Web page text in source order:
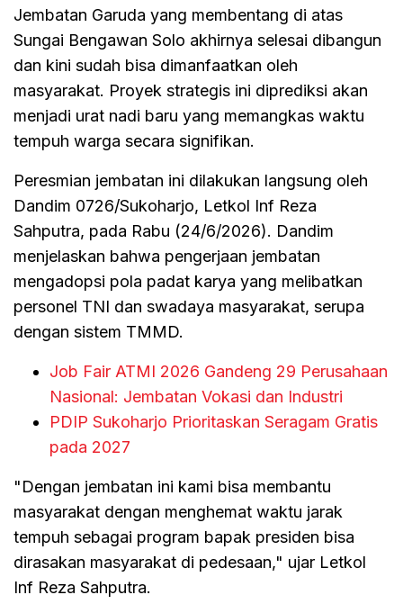
Jembatan Garuda yang membentang di atas
Sungai Bengawan Solo akhirnya selesai dibangun
dan kini sudah bisa dimanfaatkan oleh
masyarakat. Proyek strategis ini diprediksi akan
menjadi urat nadi baru yang memangkas waktu
tempuh warga secara signifikan.
Peresmian jembatan ini dilakukan langsung oleh
Dandim 0726/Sukoharjo, Letkol Inf Reza
Sahputra, pada Rabu (24/6/2026). Dandim
menjelaskan bahwa pengerjaan jembatan
mengadopsi pola padat karya yang melibatkan
personel TNI dan swadaya masyarakat, serupa
dengan sistem TMMD.
Job Fair ATMI 2026 Gandeng 29 Perusahaan
Nasional: Jembatan Vokasi dan Industri
PDIP Sukoharjo Prioritaskan Seragam Gratis
pada 2027
"Dengan jembatan ini kami bisa membantu
masyarakat dengan menghemat waktu jarak
tempuh sebagai program bapak presiden bisa
dirasakan masyarakat di pedesaan," ujar Letkol
Inf Reza Sahputra.